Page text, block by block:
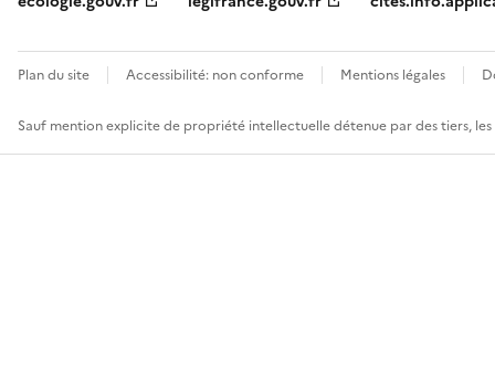
Plan du site Accessibilité: non conforme Mentions légales
Sauf mention explicite de propriété intellectuelle détenue par des tiers,